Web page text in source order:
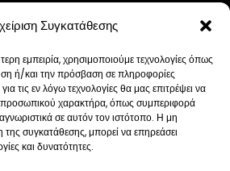
Συγκατάθεσης
εμπειρία, χρησιμοποιούμε τεχνολογίες όπως
ή/και την πρόσβαση σε πληροφορίες
τις εν λόγω τεχνολογίες θα μας επιτρέψει να
προσωπικού χαρακτήρα, όπως συμπεριφορά
σε αυτόν τον ιστότοπο. Η μη
συγκατάθεσης, μπορεί να επηρεάσει
και δυνατότητες.
10:30–18:00 • Παρ 12:00–19:30 • Σάβ 12:00–
ImprintΔήλωση ΑπορρήτουΌροι Χρήσης
Πολιτική ΕπιστροφώνΥπαναχώρηση